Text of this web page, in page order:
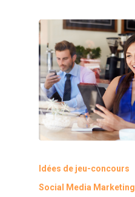
Idées de jeu-concours
Social Media Marketing